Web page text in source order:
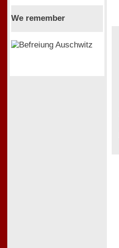
We remember